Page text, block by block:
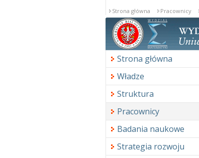
Strona główna Pracownicy
Strona główna
Władze
Struktura
Pracownicy
Badania naukowe
Strategia rozwoju